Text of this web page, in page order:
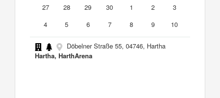
27
28 29 30 1 2
3
4
5 6 7 8 9 10
Döbelner Straße 55, 04746, Hartha
Hartha, HarthArena